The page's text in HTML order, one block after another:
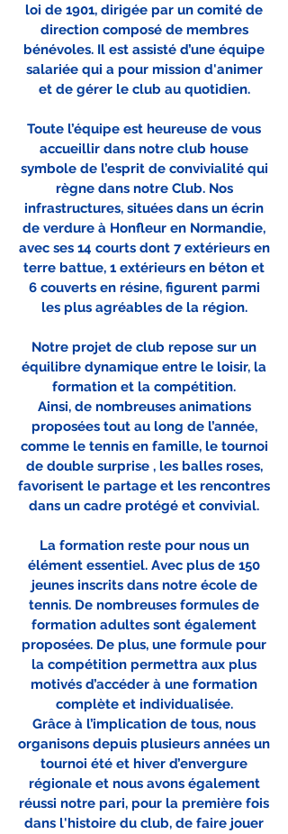
loi de 1901, dirigée par un comité de
direction composé de membres
bénévoles. Il est assisté d’une équipe
salariée qui a pour mission d'animer
et de gérer le club au quotidien.
Toute l’équipe est heureuse de vous
accueillir dans notre club house
symbole de l’esprit de convivialité qui
règne dans notre Club. Nos
infrastructures, situées dans un écrin
de verdure à Honfleur en Normandie,
avec ses 14 courts dont 7 extérieurs en
terre battue, 1 extérieurs en béton et
6 couverts en résine, figurent parmi
les plus agréables de la région.
Notre projet de club repose sur un
équilibre dynamique entre le loisir, la
formation et la compétition.
Ainsi, de nombreuses animations
proposées tout au long de l’année,
comme le tennis en famille, le tournoi
de double surprise , les balles roses,
favorisent le partage et les rencontres
dans un cadre protégé et convivial.
La formation reste pour nous un
élément essentiel. Avec plus de 150
jeunes inscrits dans notre école de
tennis. De nombreuses formules de
formation adultes sont également
proposées. De plus, une formule pour
la compétition permettra aux plus
motivés d’accéder à une formation
complète et individualisée.
Grâce à l’implication de tous, nous
organisons depuis plusieurs années un
tournoi été et hiver d’envergure
régionale et nous avons également
réussi notre pari, pour la première fois
dans l'histoire du club, de faire jouer